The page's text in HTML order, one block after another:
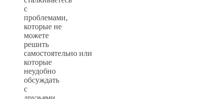
с
проблемами,
которые не
можете
решить
самостоятельно или
которые
неудобно
обсуждать
с